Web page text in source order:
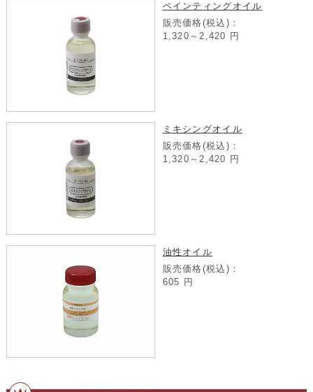
ペインティングオイル
販売価格(税込)：
1,320～2,420 円
ミキシングオイル
販売価格(税込)：
1,320～2,420 円
油性オイル
販売価格(税込)：
605 円